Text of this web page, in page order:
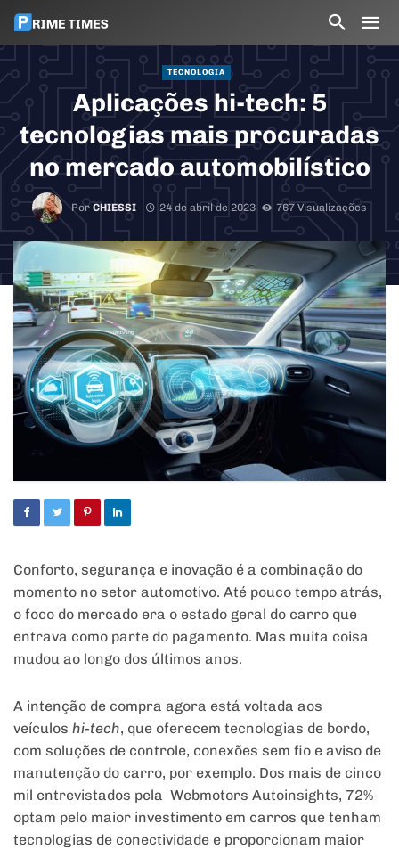
TECNOLOGIA
Aplicações hi-tech: 5
tecnologias mais procuradas
no mercado automobilístico
PorCHIESSI 24 de abril de 2023 767 Visualizações
Conforto, segurança e inovação é a combinação do
momento no setor automotivo. Até pouco tempo atrás,
o foco do mercado era o estado geral do carro que
entrava como parte do pagamento. Mas muita coisa
mudou ao longo dos últimos anos.
A intenção de compra agora está voltada aos
veículos hi-tech, que oferecem tecnologias de bordo,
com soluções de controle, conexões sem fio e aviso de
manutenção do carro, por exemplo. Dos mais de cinco
mil entrevistados pela Webmotors Autoinsights, 72%
optam pelo maior investimento em carros que tenham
tecnologias de conectividade e proporcionam maior